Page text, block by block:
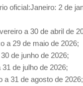
oficial:Janeiro: 2 de
a 30 de abril de
a 29 de maio de 2026;
de junho de 2026;
de julho de 2026;
a 31 de agosto de 2026;